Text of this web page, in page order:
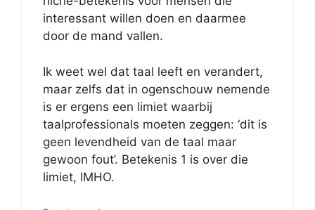
interessant willen doen en daarmee
door de mand vallen.
Ik weet wel dat taal leeft en verandert,
maar zelfs dat in ogenschouw nemende
is er ergens een limiet waarbij
taalprofessionals moeten zeggen: ‘dit is
geen levendheid van de taal maar
gewoon fout’. Betekenis 1 is over die
limiet, IMHO.